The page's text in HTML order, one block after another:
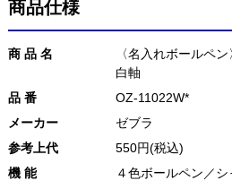
商品仕様
商 品 名
〈名入れボールペ
白軸
品 番
OZ-11022W*
メーカー
ゼブラ
参考上代
550円(税込)
機 能
４色ボールペン／